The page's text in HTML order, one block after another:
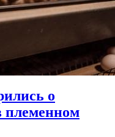
о
племенном